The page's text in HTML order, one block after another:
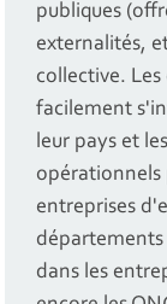
publiques
externalités,
collective.
facilement
leur pays et
opérationnels
entreprises
départements
dans les